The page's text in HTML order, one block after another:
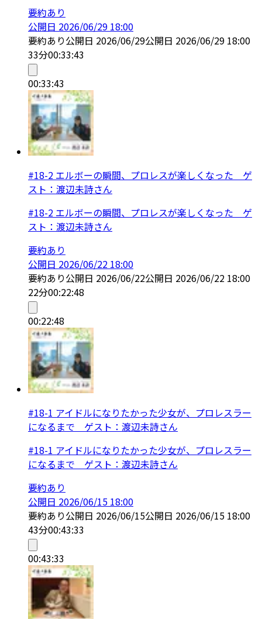
要約あり
公開日 2026/06/29 18:00
要約あり公開日 2026/06/29公開日 2026/06/29 18:00
33分00:33:43
00:33:43
#18-2 エルボーの瞬間、プロレスが楽しくなった ゲ
スト：渡辺未詩さん
#18-2 エルボーの瞬間、プロレスが楽しくなった ゲ
スト：渡辺未詩さん
要約あり
公開日 2026/06/22 18:00
要約あり公開日 2026/06/22公開日 2026/06/22 18:00
22分00:22:48
00:22:48
#18-1 アイドルになりたかった少女が、プロレスラー
になるまで ゲスト：渡辺未詩さん
#18-1 アイドルになりたかった少女が、プロレスラー
になるまで ゲスト：渡辺未詩さん
要約あり
公開日 2026/06/15 18:00
要約あり公開日 2026/06/15公開日 2026/06/15 18:00
43分00:43:33
00:43:33